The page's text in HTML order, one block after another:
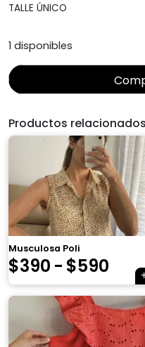
$790.
TALLE ÚNICO
1 disponibles
Productos relacionados
Musculosa Poli
$390 - $590
de